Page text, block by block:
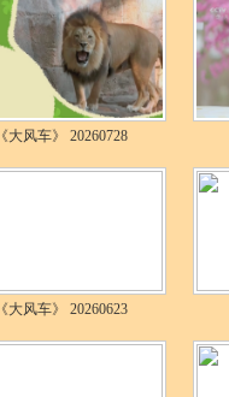
《大风车》 20260728
《大风车》 20260623